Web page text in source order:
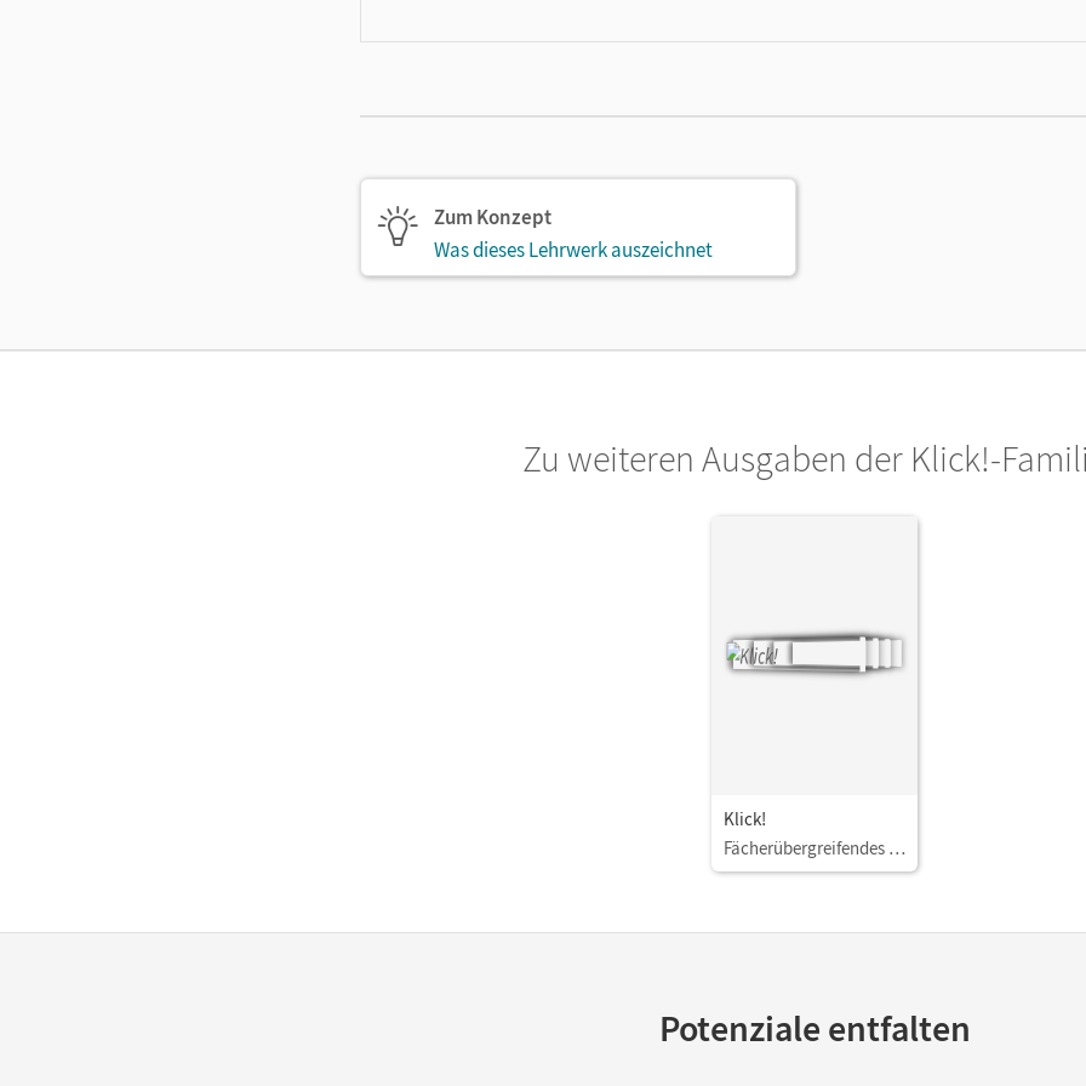
Zum Konzept
Was dieses Lehrwerk auszeichnet
Zu weiteren Ausgaben der Klick!-
Klick!
Fächerübergreifendes Lehrwerk für Lernende mit Förderbedarf
Potenziale entfalten